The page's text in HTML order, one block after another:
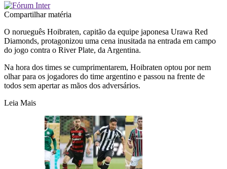
Compartilhar matéria
O norueguês Hoibraten, capitão da equipe japonesa Urawa Red
Diamonds, protagonizou uma cena inusitada na entrada em campo
do jogo contra o River Plate, da Argentina.
Na hora dos times se cumprimentarem, Hoibraten optou por nem
olhar para os jogadores do time argentino e passou na frente de
todos sem apertar as mãos dos adversários.
Leia Mais